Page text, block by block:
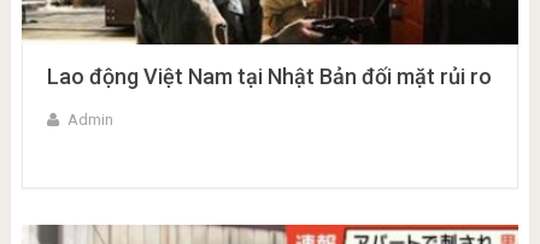
Lao động Việt Nam tại Nhật Bản đối mặt rủi ro
Admin